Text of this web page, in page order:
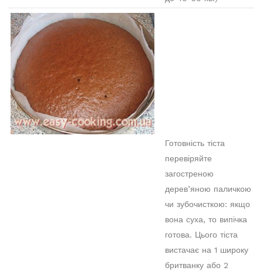
Готовність тіста
перевіряйте
загостреною
дерев’яною паличкою
чи зубочисткою: якщо
вона суха, то випічка
готова. Цього тіста
вистачає на 1 широку
бритванку або 2